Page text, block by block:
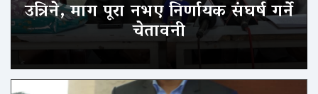
उत्रिने, माग पूरा नभए निर्णायक संघर्ष गर्ने
चेतावनी